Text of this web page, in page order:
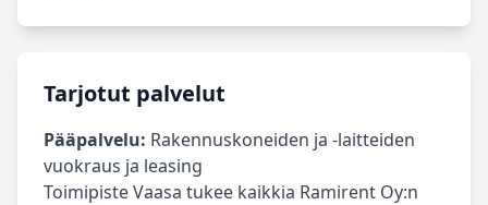
Tarjotut palvelut
Pääpalvelu: Rakennuskoneiden ja -laitteiden
vuokraus ja leasing
Toimipiste Vaasa tukee kaikkia Ramirent Oy:n